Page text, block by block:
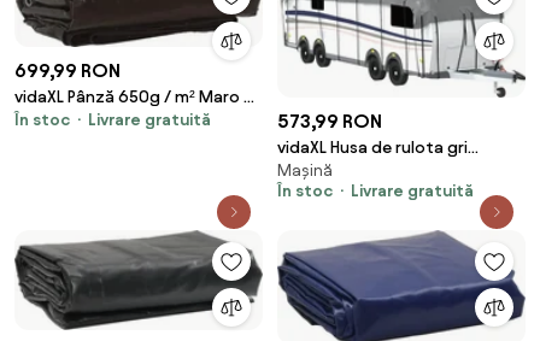
699,99 RON
vidaXL Pânză 650g / m² Maro 4
x 7 m Pânză cu acoperire PVC
În stoc Livrare gratuită 573,99 RON
vidaXL Husa de rulota gri
900x300 cm Tesatura
netesuta
Mașină
În stoc
Livrare gratuită